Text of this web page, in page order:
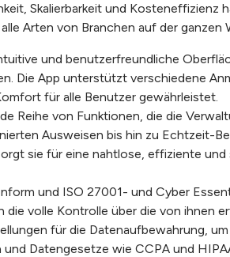
Skalierbarkeit und Kosteneffizienz
Arten von Branchen auf der ganzen
und benutzerfreundliche
Die App unterstützt verschiedene
für alle Benutzer gewährleistet.
Reihe von Funktionen, die die
Ausweisen bis hin zu Echtzeit-
sie für eine nahtlose, effiziente
und ISO 27001- und Cyber
volle Kontrolle über die von ihnen
für die Datenaufbewahrung,
Datengesetze wie CCPA und